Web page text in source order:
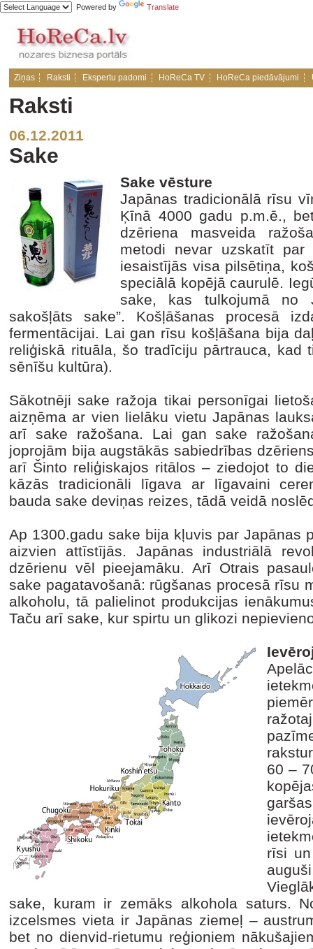
Powered by Translate
Ziņas Raksti Ekspertu padomi HoReCa TV HoReCa piedāvājumi
Raksti
06.12.2011
Sake
Sake vēsture
Japānas tradicionālā rīsu
Ķīnā 4000 gadu p.m.ē.,
dzēriena masveida
metodi nevar uzskatīt par
iesaistījās visa pilsētiņa,
speciālā kopējā caurulē.
sake, kas tulkojumā no
sakošļāts sake”. Košļāšanas procesā
fermentācijai. Lai gan rīsu košļāšana bija
reliģiskā rituāla, šo tradīciju pārtrauca, kad
sēnīšu kultūra).
Sākotnēji sake ražoja tikai personīgai
aizņēma ar vien lielāku vietu Japānas
arī sake ražošana. Lai gan sake
joprojām bija augstākās sabiedrības
arī Šinto reliģiskajos ritālos – ziedojot to
kāzās tradicionāli līgava ar līgavaini
bauda sake deviņas reizes, tādā veidā
Ap 1300.gadu sake bija kļuvis par Japānas
aizvien attīstījās. Japānas industriālā
dzērienu vēl pieejamāku. Arī Otrais
sake pagatavošanā: rūgšanas procesā rīsu
alkoholu, tā palielinot produkcijas
Taču arī sake, kur spirtu un glikozi
60 –
rīsi
sake, kuram ir zemāks alkohola saturs.
izcelsmes vieta ir Japānas ziemeļ –
bet no dienvid-rietumu reģioniem